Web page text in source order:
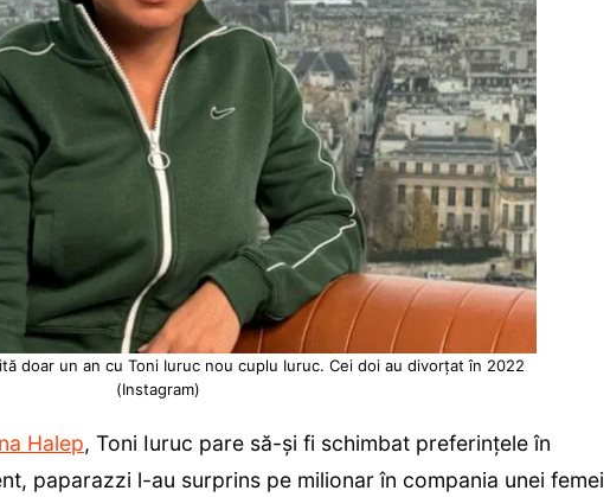
doar un an cu Toni Iuruc nou cuplu Iuruc. Cei doi au divorțat în 2022
(Instagram)
Halep, Toni Iuruc pare să-și fi schimbat preferințele în
paparazzi l-au surprins pe milionar în compania unei femei